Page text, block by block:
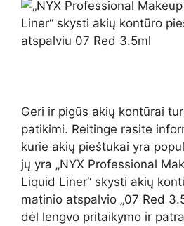
Geri ir pigūs akių kontūrai
patikimi. Reitinge rasite
kurie akių pieštukai yra
jų yra „NYX Professional
Liquid Liner“ skysti akių
matinio atspalvio „07 Red
dėl lengvo pritaikymo ir